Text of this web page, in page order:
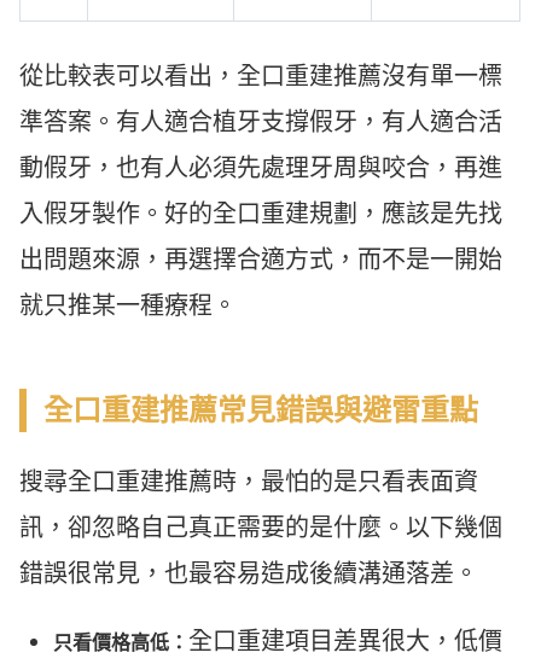
從比較表可以看出，全口重建推薦沒有單一標
準答案。有人適合植牙支撐假牙，有人適合活
動假牙，也有人必須先處理牙周與咬合，再進
入假牙製作。好的全口重建規劃，應該是先找
出問題來源，再選擇合適方式，而不是一開始
就只推某一種療程。
全口重建推薦常見錯誤與避雷重點
搜尋全口重建推薦時，最怕的是只看表面資
訊，卻忽略自己真正需要的是什麼。以下幾個
錯誤很常見，也最容易造成後續溝通落差。
只看價格高低： 全口重建項目差異很大，低價